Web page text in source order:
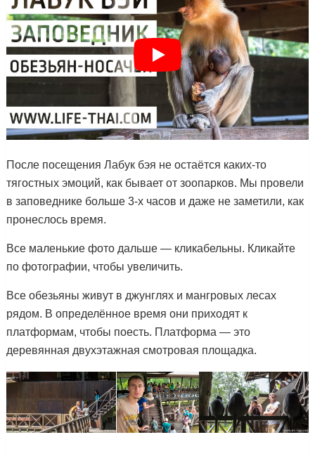
После посещения Лабук бэя не остаётся каких-то
тягостных эмоций, как бывает от зоопарков. Мы провели
в заповеднике больше 3-х часов и даже не заметили, как
пронеслось время.
Все маленькие фото дальше — кликабельны. Кликайте
по фотографии, чтобы увеличить.
Все обезьяны живут в джунглях и мангровых лесах
рядом. В определённое время они приходят к
платформам, чтобы поесть. Платформа — это
деревянная двухэтажная смотровая площадка.